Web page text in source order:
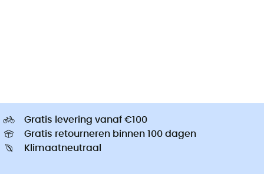
Gratis levering vanaf €100
Gratis retourneren binnen 100 dagen
Klimaatneutraal